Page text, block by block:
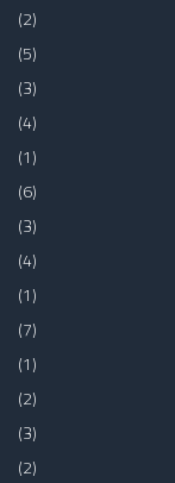
(2)
(5)
(3)
(4)
(1)
(6)
(3)
(4)
(1)
(7)
(1)
(2)
(3)
(2)